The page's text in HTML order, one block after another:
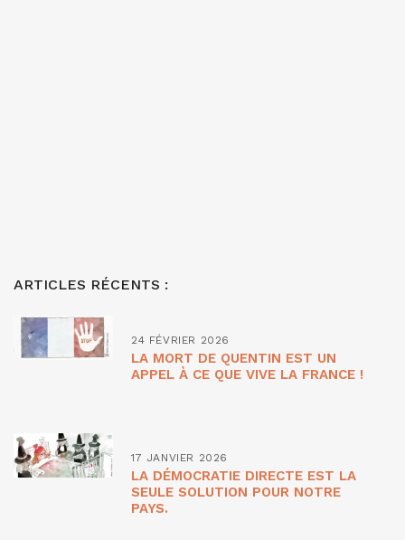
ARTICLES RÉCENTS :
24 FÉVRIER 2026
LA MORT DE QUENTIN EST UN
APPEL À CE QUE VIVE LA FRANCE !
17 JANVIER 2026
LA DÉMOCRATIE DIRECTE EST LA
SEULE SOLUTION POUR NOTRE
PAYS.